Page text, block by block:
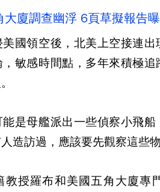
大廈調查幽浮 6頁草擬報告
國領空後，北美上空接連
敏感時間點，多年來積極追
是母艦派出一些偵察小飛船
造訪過，應該要先觀察這些物
教授羅布和美國五角大廈專